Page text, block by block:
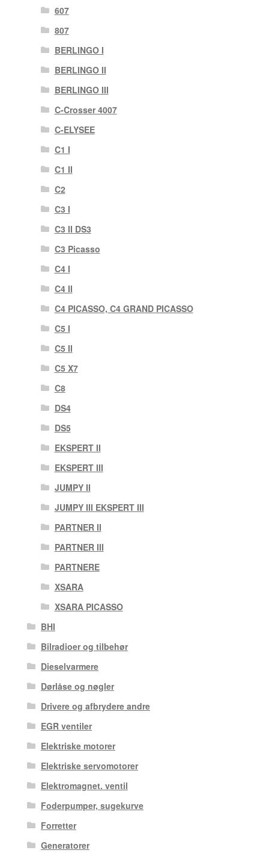
607
807
BERLINGO I
BERLINGO II
BERLINGO III
C-Crosser 4007
C-ELYSEE
C1 I
C1 II
C2
C3 I
C3 II DS3
C3 Picasso
C4 I
C4 II
C4 PICASSO, C4 GRAND PICASSO
C5 I
C5 II
C5 X7
C8
DS4
DS5
EKSPERT II
EKSPERT III
JUMPY II
JUMPY III EKSPERT III
PARTNER II
PARTNER III
PARTNERE
XSARA
XSARA PICASSO
BHI
Bilradioer og tilbehør
Dieselvarmere
Dørlåse og nøgler
Drivere og afbrydere andre
EGR ventiler
Elektriske motorer
Elektriske servomotorer
Elektromagnet. ventil
Foderpumper, sugekurve
Forretter
Generatorer